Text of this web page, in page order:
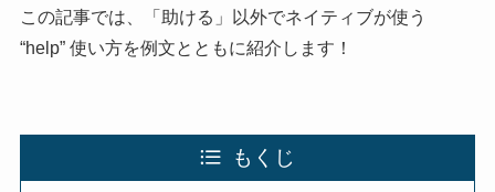
この記事では、「助ける」以外でネイティブが使う
“help” 使い方を例文とともに紹介します！
もくじ